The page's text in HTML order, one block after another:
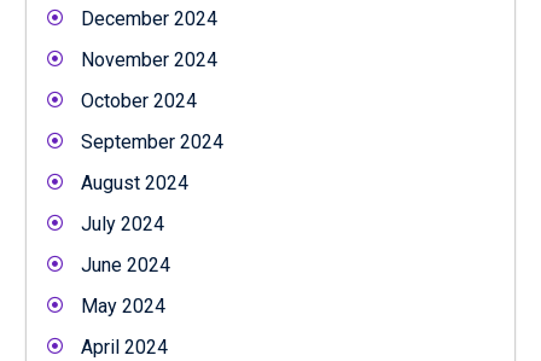
December 2024
November 2024
October 2024
September 2024
August 2024
July 2024
June 2024
May 2024
April 2024